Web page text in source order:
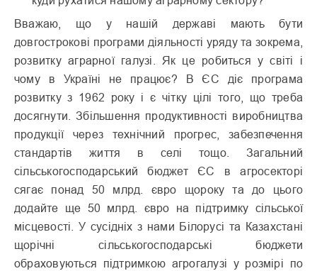
Вважаю, що у нашій державі мають бути
довгострокові програми діяльності уряду та зокрема,
розвитку аграрної галузі. Як це робиться у світі і
чому в Україні не працює? В ЄС діє програма
розвитку з 1962 року і є чітку цілі того, що треба
досягнути. Збільшення продуктивності виробництва
продукції через технічний прогрес, забезпечення
стандартів життя в селі тощо. Загальний
сільськогосподарський бюджет ЄС в агросекторі
сягає понад 50 млрд. євро щороку та до цього
додайте ще 50 млрд. євро на підтримку сільської
місцевості. У сусідніх з нами Білорусі та Казахстані
щорічні сільськогосподарські бюджети
обраховуються підтримкою агрогалузі у розмірі по